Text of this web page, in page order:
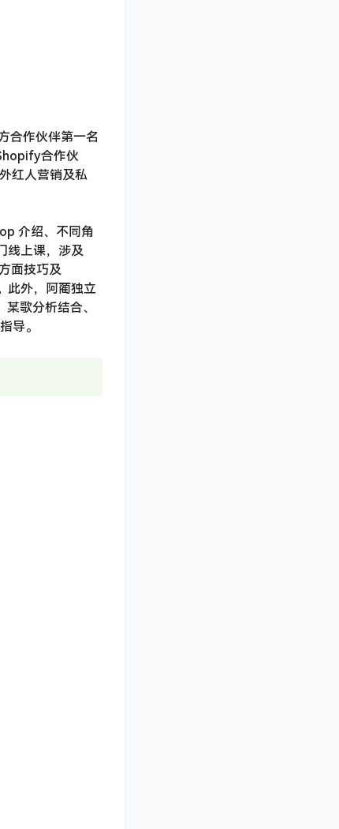
合作伙伴第一名
合作伙
红人营销及私
介绍、不同角
线上课，涉及
面技巧及
此外，阿蔺独立
歌分析结合、
导。